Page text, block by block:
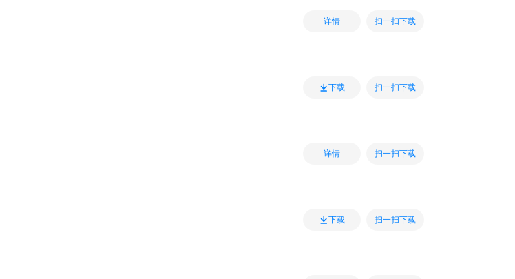
详情 扫一扫下载
下载 扫一扫下载
详情 扫一扫下载
下载 扫一扫下载